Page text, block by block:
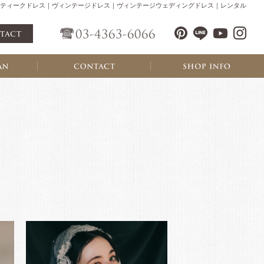
ィークドレス｜ヴィンテージドレス｜ヴィンテージウェディングドレス｜レンタル